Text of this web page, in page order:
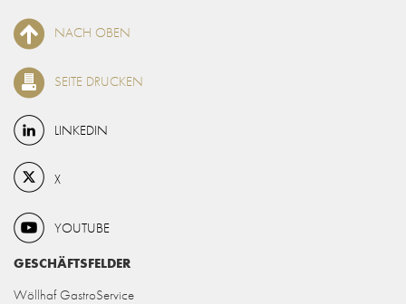
NACH OBEN
SEITE DRUCKEN
LINKEDIN
X
YOUTUBE
GESCHÄFTSFELDER
Wöllhaf GastroService